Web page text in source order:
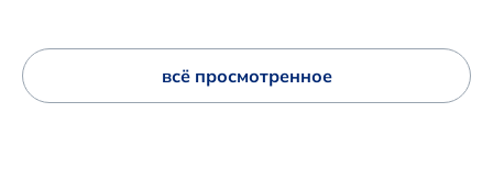
всё просмотренное